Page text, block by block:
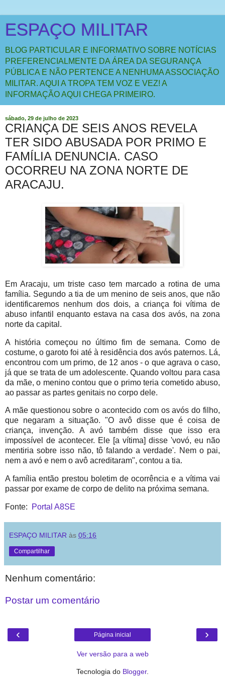
ESPAÇO MILITAR
BLOG PARTICULAR E INFORMATIVO SOBRE NOTÍCIAS
PREFERENCIALMENTE DA ÁREA DA SEGURANÇA
PÚBLICA E NÃO PERTENCE A NENHUMA ASSOCIAÇÃO
MILITAR. AQUI A TROPA TEM VOZ E VEZ! A
INFORMAÇÃO AQUI CHEGA PRIMEIRO.
sábado, 29 de julho de 2023
CRIANÇA DE SEIS ANOS REVELA
TER SIDO ABUSADA POR PRIMO E
FAMÍLIA DENUNCIA. CASO
OCORREU NA ZONA NORTE DE
ARACAJU.
Em Aracaju, um triste caso tem marcado a rotina de uma
família. Segundo a tia de um menino de seis anos, que não
identificaremos nenhum dos dois, a criança foi vítima de
abuso infantil enquanto estava na casa dos avós, na zona
norte da capital.
A história começou no último fim de semana. Como de
costume, o garoto foi até à residência dos avós paternos. Lá,
encontrou com um primo, de 12 anos - o que agrava o caso,
já que se trata de um adolescente. Quando voltou para casa
da mãe, o menino contou que o primo teria cometido abuso,
ao passar as partes genitais no corpo dele.
A mãe questionou sobre o acontecido com os avós do filho,
que negaram a situação. "O avô disse que é coisa de
criança, invenção. A avó também disse que isso era
impossível de acontecer. Ele [a vítima] disse 'vovó, eu não
mentiria sobre isso não, tô falando a verdade'. Nem o pai,
nem a avó e nem o avô acreditaram", contou a tia.
A família então prestou boletim de ocorrência e a vítima vai
passar por exame de corpo de delito na próxima semana.
Fonte: Portal A8SE
ESPAÇO MILITAR às 05:16
Compartilhar
Nenhum comentário:
Postar um comentário
‹ ›
Página inicial
Ver versão para a web
Tecnologia do Blogger.